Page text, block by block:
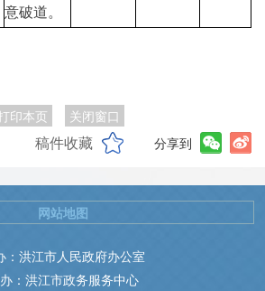
意破道。
印本页 关闭窗口
稿件收藏 分享到
：洪江市人民政府办公室
：洪江市政务服务中心
网站地图